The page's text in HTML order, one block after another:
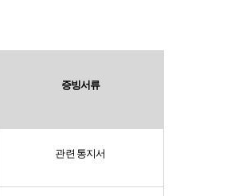
증빙서류
관련 통지서